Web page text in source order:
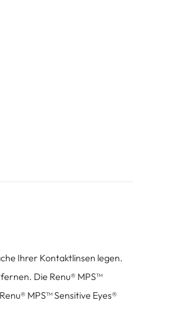
Ihrer Kontaktlinsen legen.
Die Renu® MPS™
MPS™ Sensitive Eyes®